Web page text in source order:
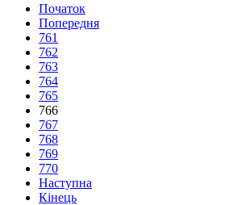
Початок
Попередня
761
762
763
764
765
766
767
768
769
770
Наступна
Кінець